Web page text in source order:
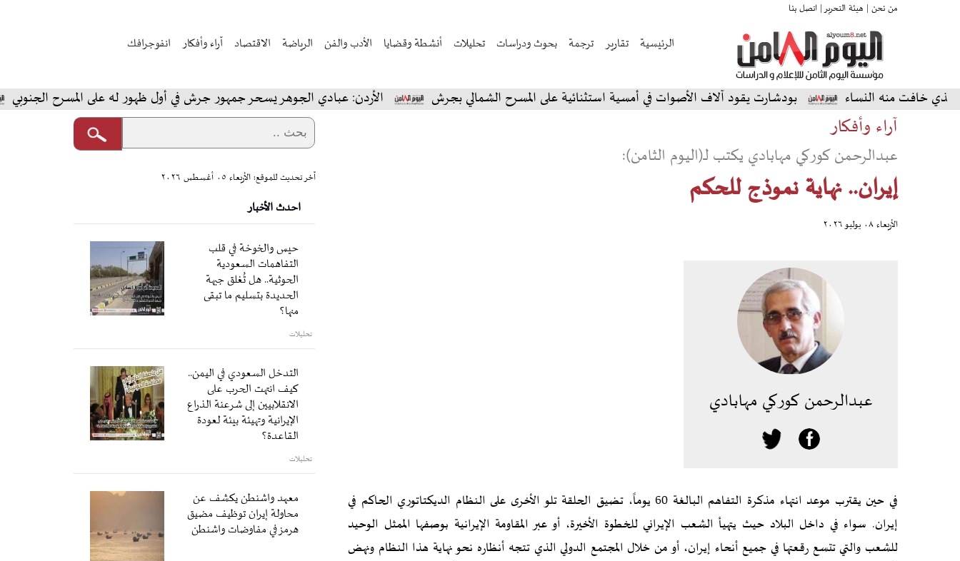
من نحن | هيئة التحرير | اتصل بنا
الرئيسية تقارير ترجمة بحوث ودراسات تحليلات أنشطة وقضايا الأدب والفن الرياضة الاقتصاد آراء وأفكار انفوجرافك
منه النساء بودشارت يقود آلاف الأصوات في أمسية استثنائية على المسرح الشمالي بجرش الأردن: عبادي الجوهر يسحر جمهور جرش في أول ظهور له على المسرح الجنوبي
آراء وأفكار
عبدالرحمن كوركي مهابادي يكتب لـ(اليوم الثامن):
إيران.. نهاية نموذج للحكم
الأربعاء ٠٨ يوليو ٢٠٢٦
عبدالرحمن كوركي مهابادي
في حين يقترب موعد انتهاء مذكرة التفاهم البالغة 60 يوماً، تضيق الحلقة تلو الأخرى على النظام الديكتاتوري الحاكم في
إيران. سواء في داخل البلاد حيث يتهيأ الشعب الإيراني للخطوة الأخيرة، أو عبر المقاومة الإيرانية بوصفها الممثل الوحيد
للشعب والتي تتسع رقعتها في جميع أنحاء إيران، أو من خلال المجتمع الدولي الذي تتجه أنظاره نحو نهاية هذا النظام ونهض
آخر تحديث للموقع: الأربعاء ٠٥ أغسطس ٢٠٢٦
احدث الأخبار
حيس والخوخة في قلب
التفاهمات السعودية
الحوثية.. هل تُغلق جبهة
الحديدة بتسليم ما تبقى
منها؟
تحليلات
التدخل السعودي في اليمن..
كيف انتهت الحرب على
الانقلابيين إلى شرعنة الذراع
الإيرانية وتهيئة بيئة لعودة
القاعدة؟
تحليلات
معهد واشنطن يكشف عن
محاولة إيران توظيف مضيق
هرمز في مفاوضات واشنطن